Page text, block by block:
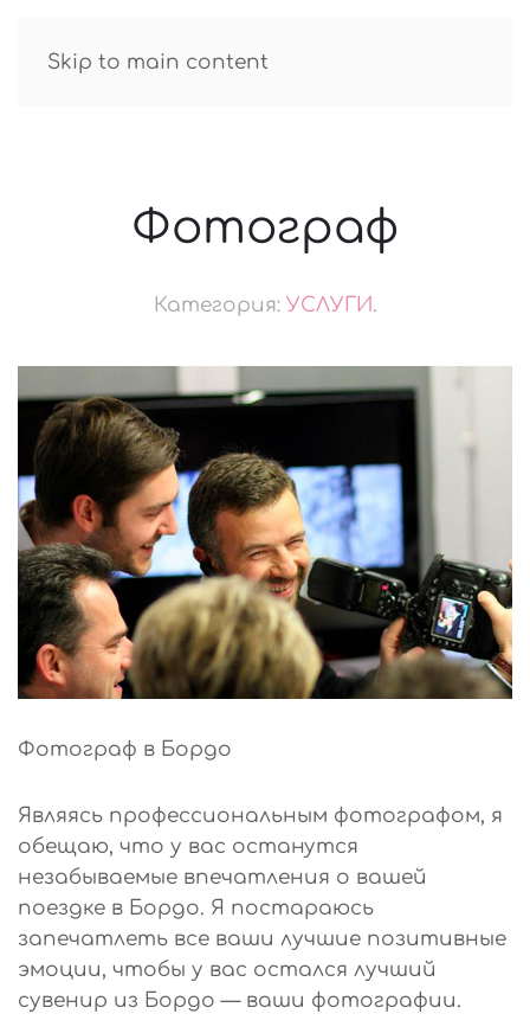
Skip to main content
GUIDE R.TATAROV
Фотограф
Категория: УСЛУГИ.
Фотограф в Бордо
Являясь профессиональным фотографом, я
обещаю, что у вас останутся
незабываемые впечатления о вашей
поездке в Бордо. Я постараюсь
запечатлеть все ваши лучшие позитивные
эмоции, чтобы у вас остался лучший
сувенир из Бордо — ваши фотографии.